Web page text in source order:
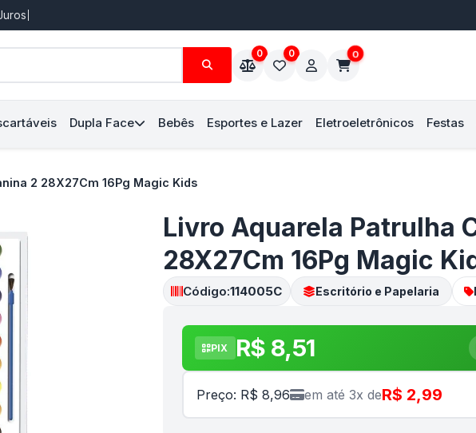
0 0 0
Dupla Face Bebês Esportes e Lazer Eletroeletrônicos Festas
2 28X27Cm 16Pg Magic Kids
Livro Aquarela Patrulha
28X27Cm 16Pg Magic
Código:114005C Escritório e Papelaria
PIX R$ 8,51
Preço: R$ 8,96 em até 3x deR$ 2,99